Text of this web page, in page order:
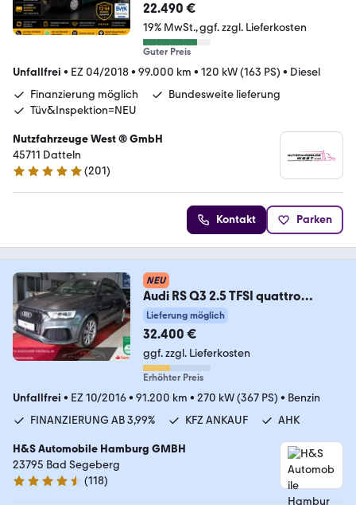
22.490 €
19% MwSt. ggf. zzgl. Lieferkosten
Guter Preis
Unfallfrei • EZ 04/2018• 99.000 km • 120 kW (163 PS) • Diesel
Finanzierung möglich
Bundesweite lieferung
Tüv&Inspektion=NEU
Nutzfahrzeuge West ® GmbH
45711 Datteln
4.9 Sterne
(201)
Kontakt Parken
NEU
Audi RS Q3 2.5 TFSI quattro
performance PANORAMA*KAME
Lieferung möglich
32.400 €
ggf. zzgl. Lieferkosten
Erhöhter Preis
Unfallfrei • EZ 10/2016• 91.200 km • 270 kW (367 PS) • Benzin
FINANZIERUNG AB 3,99%
KFZ ANKAUF AHK
H&S Automobile Hamburg GMBH
23795 Bad Segeberg
4.6 Sterne
(118)